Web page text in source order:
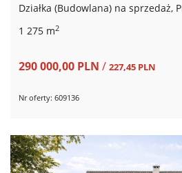
Działka (Budowlana) na sprzedaż,
1 275 m2
290 000,00 PLN / 227,45 PLN
Nr oferty: 609136